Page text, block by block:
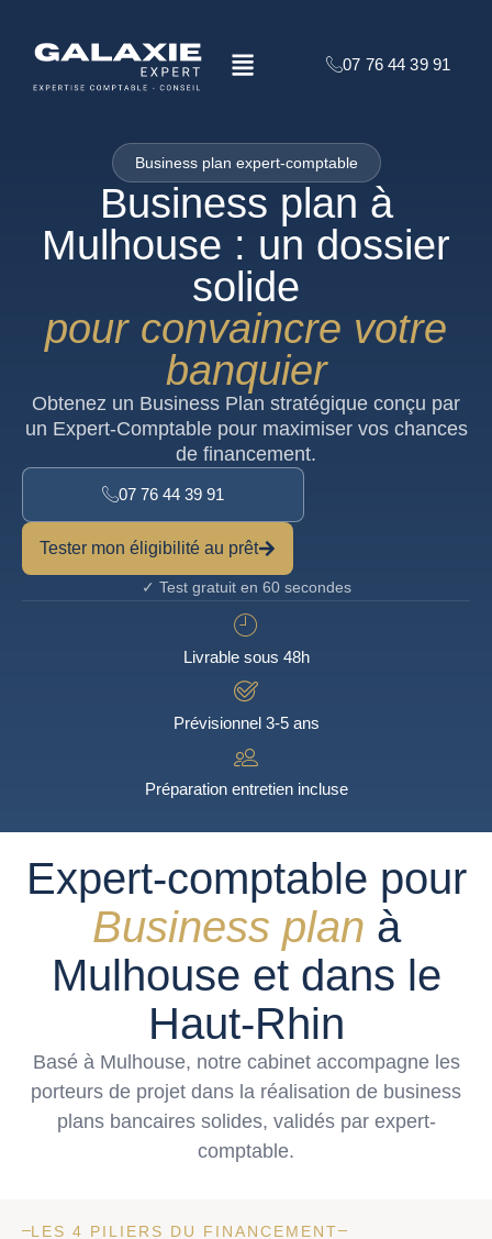
contenu
Menu 07 76 44 39 91
Business plan expert-comptable
Business plan à
Mulhouse : un dossier
solide
pour convaincre votre
banquier
Obtenez un Business Plan stratégique conçu par
un Expert-Comptable pour maximiser vos chances
de financement.
Tester mon éligibilité au prêt
07 76 44 39 91
✓ Test gratuit en 60 secondes
Livrable sous 48h
Prévisionnel 3-5 ans
Préparation entretien incluse
Expert-comptable pour
Business plan à
Mulhouse et dans le
Haut-Rhin
Basé à Mulhouse, notre cabinet accompagne les
porteurs de projet dans la réalisation de business
plans bancaires solides, validés par expert-
comptable.
LES 4 PILIERS DU FINANCEMENT